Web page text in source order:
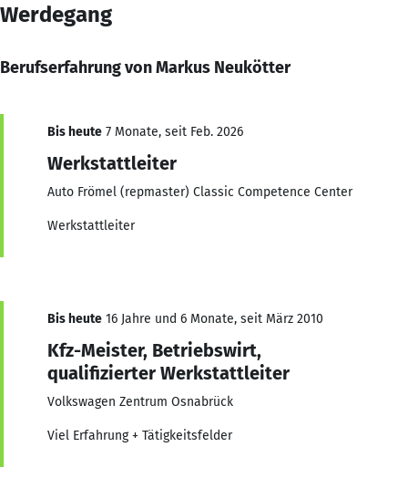
Werdegang
Berufserfahrung von Markus Neukötter
Bis heute 7 Monate, seit Feb. 2026
Werkstattleiter
Auto Frömel (repmaster) Classic Competence Center
Werkstattleiter
Bis heute 16 Jahre und 6 Monate, seit März 2010
Kfz-Meister, Betriebswirt,
qualifizierter Werkstattleiter
Volkswagen Zentrum Osnabrück
Viel Erfahrung + Tätigkeitsfelder